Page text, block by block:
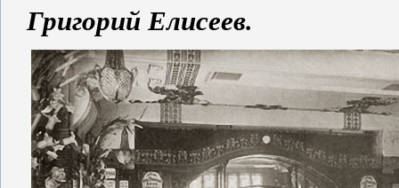
Григорий Елисеев.